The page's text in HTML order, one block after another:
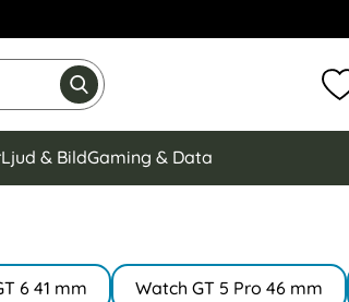
Genomför sökning
Ljud & BildGaming & Data
6 41 mm Watch GT 5 Pro 46 mm